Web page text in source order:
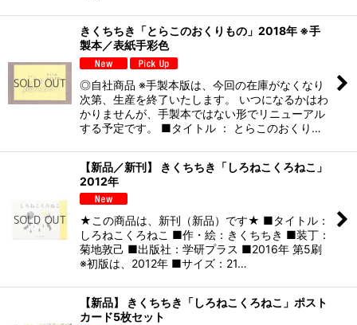
きくちちき「とらこのおくりもの」2018年 ※手
製本／表紙手彩色
◎自社商品 ※手製本版は、今回の在庫がなくなり
次第、生産を終了いたします。 いつになるかはわ
かりませんが、手製本ではない形でリニューアル
する予定です。 ■タイトル ： とらこのおくり…
【新品／新刊】 きくちちき「しろねこくろねこ」
2012年
★この商品は、新刊（新品）です★ ■タイトル：
しろねこくろねこ ■作・絵：きくちちき ■装丁：
菊地敦己 ■出版社：学研プラス ■2016年 第5刷
※初版は、2012年 ■サイズ：21…
【新品】 きくちちき「しろねこくろねこ」ポスト
カード5枚セット